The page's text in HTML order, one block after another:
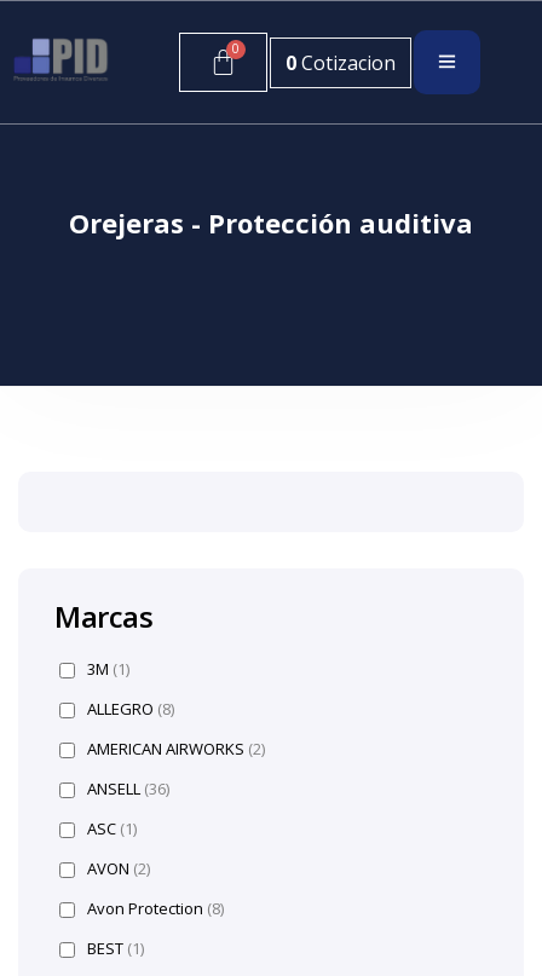
0Cotizacion
Orejeras - Protección auditiva
Marcas
3M (1)
ALLEGRO (8)
AMERICAN AIRWORKS (2)
ANSELL (36)
ASC (1)
AVON (2)
Avon Protection (8)
BEST (1)